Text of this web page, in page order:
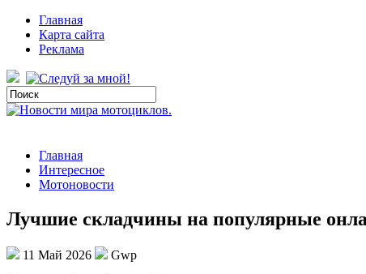
Главная
Карта сайта
Реклама
Главная
Интересное
Мотоновости
Лучшие складчины на популярные
11 Май 2026
Gwp